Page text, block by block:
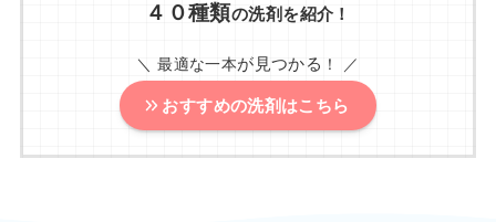
４０種類の洗剤を紹介！
＼ 最適な一本が見つかる ！ ／
おすすめの洗剤はこちら